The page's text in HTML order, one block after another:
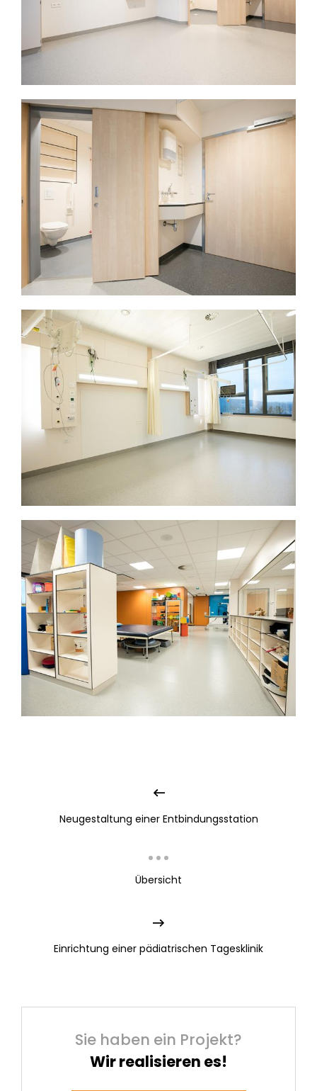
Neugestaltung einer Entbindungsstation
Übersicht
Einrichtung einer pädiatrischen Tagesklinik
Sie haben ein Projekt?
Wir realisieren es!